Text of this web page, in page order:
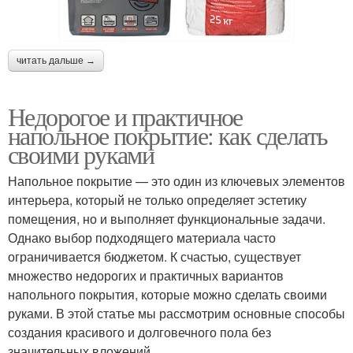
читать дальше →
Недорогое и практичное
напольное покрытие: как сделать
своими руками
Напольное покрытие — это один из ключевых элементов
интерьера, который не только определяет эстетику
помещения, но и выполняет функциональные задачи.
Однако выбор подходящего материала часто
ограничивается бюджетом. К счастью, существует
множество недорогих и практичных вариантов
напольного покрытия, которые можно сделать своими
руками. В этой статье мы рассмотрим основные способы
создания красивого и долговечного пола без